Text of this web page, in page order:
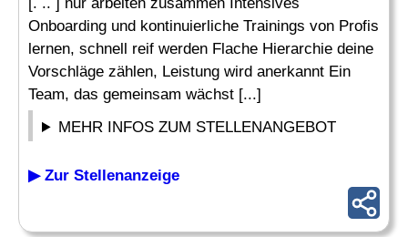
Onboarding und kontinuierliche Trainings von Profis
lernen, schnell reif werden Flache Hierarchie deine
Vorschläge zählen, Leistung wird anerkannt Ein
Team, das gemeinsam wächst [...]
MEHR INFOS ZUM STELLENANGEBOT
▶ Zur Stellenanzeige